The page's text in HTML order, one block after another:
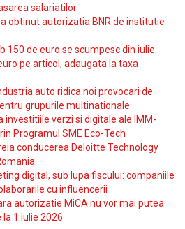
salariatilor
obtinut autorizatia BNR de institutie
150 de euro se scumpesc din iulie:
pe articol, adaugata la taxa
auto ridica noi provocari de
grupurile multinationale
investitiile verzi si digitale ale IMM-
Programul SME Eco-Tech
conducerea Deloitte Technology
digital, sub lupa fiscului: companiile
cu influencerii
autorizatie MiCA nu vor mai putea
1 iulie 2026